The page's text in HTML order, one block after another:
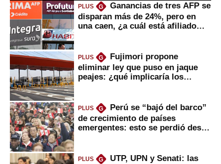
PLUS G
Ganancias de tres AFP se
disparan más de 24%, pero en
una caen, ¿a cuál está afiliado
PLUS G
Fujimori propone
eliminar ley que puso en jaque
peajes: ¿qué implicaría los
PLUS G
Perú se “bajó del barco”
de crecimiento de países
emergentes: esto se perdió desde
PLUS G
UTP, UPN y Senati: las